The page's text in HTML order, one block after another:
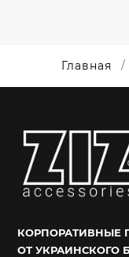
Главная
КОРПОРАТИВНЫЕ
ОТ УКРАИНСКОГО